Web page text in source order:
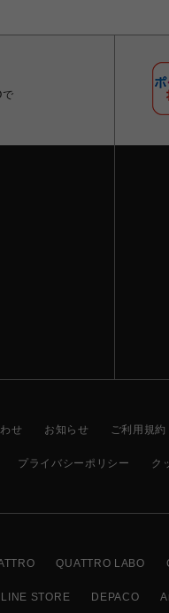
で
せ お知らせ ご利用規約
プライバシーポリシー ク
QUATTRO LABO
STORE DEPACO